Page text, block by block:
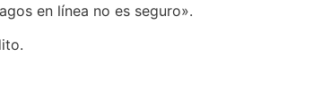
en línea no es seguro».